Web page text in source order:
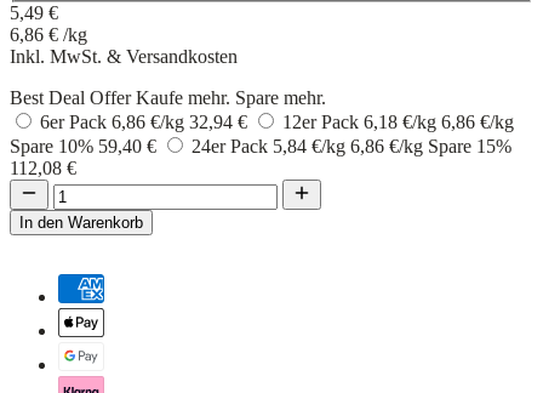
5,49 €
6,86 € /kg
Inkl. MwSt. & Versandkosten
Best Deal Offer Kaufe mehr. Spare mehr.
6er Pack 6,86 €/kg 32,94 € 12er Pack 6,18 €/kg 6,86 €/kg
Spare 10% 59,40 € 24er Pack 5,84 €/kg 6,86 €/kg Spare 15%
112,08 €
In den Warenkorb